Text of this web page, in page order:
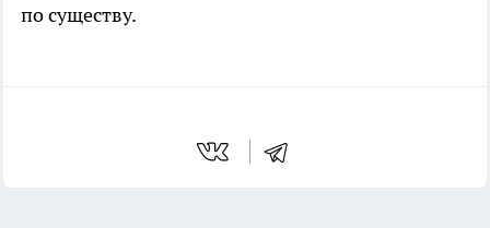
по существу.